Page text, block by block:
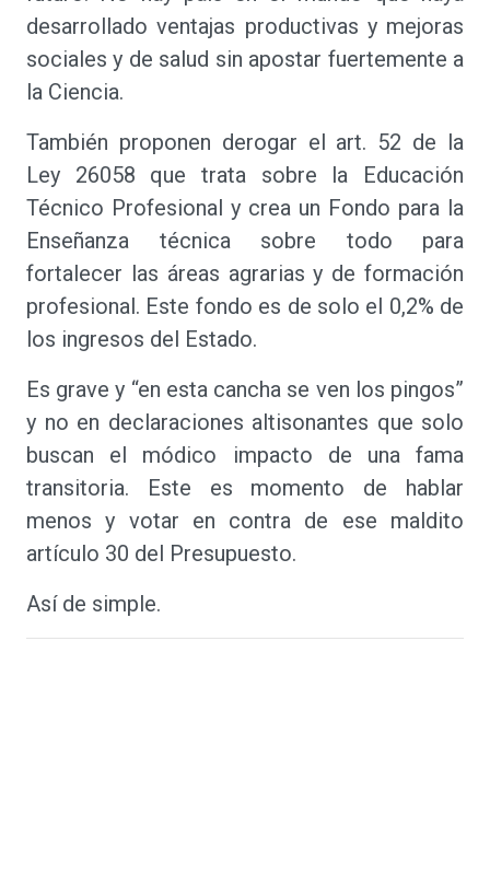
desarrollado ventajas productivas y mejoras
sociales y de salud sin apostar fuertemente a
la Ciencia.
También proponen derogar el art. 52 de la
Ley 26058 que trata sobre la Educación
Técnico Profesional y crea un Fondo para la
Enseñanza técnica sobre todo para
fortalecer las áreas agrarias y de formación
profesional. Este fondo es de solo el 0,2% de
los ingresos del Estado.
Es grave y “en esta cancha se ven los pingos”
y no en declaraciones altisonantes que solo
buscan el módico impacto de una fama
transitoria. Este es momento de hablar
menos y votar en contra de ese maldito
artículo 30 del Presupuesto.
Así de simple.